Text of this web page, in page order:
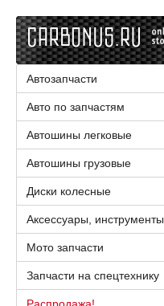
Автозапчасти
Авто по запчастям
Автошины легковые
Автошины грузовые
Диски колесные
Аксессуары, инструменты
Мото запчасти
Запчасти на спецтехнику